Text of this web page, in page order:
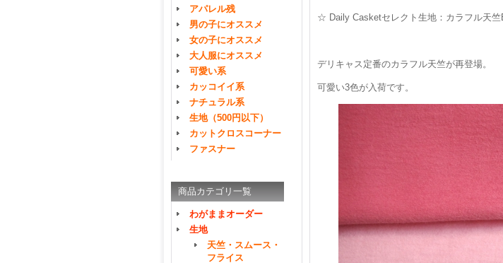
アパレル残
男の子にオススメ
女の子にオススメ
大人服にオススメ
可愛い系
カッコイイ系
ナチュラル系
生地（500円以下）
カットクロスコーナー
ファスナー
商品カテゴリ一覧
わがままオーダー
生地
天竺・スムース・
フライス
☆ Daily Casketセレクト生地：カラフル天竺
デリキャス定番のカラフル天竺が再登場。
可愛い3色が入荷です。